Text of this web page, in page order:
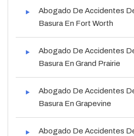
Abogado De Accidentes
Basura En Fort Worth
Abogado De Accidentes
Basura En Grand Prairie
Abogado De Accidentes
Basura En Grapevine
Abogado De Accidentes